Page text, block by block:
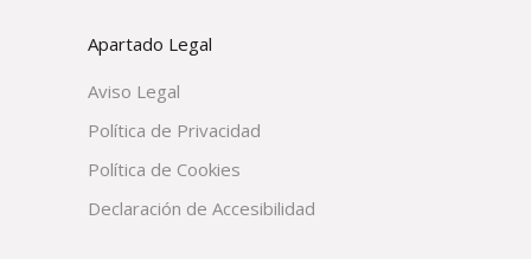
Apartado Legal
Aviso Legal
Política de Privacidad
Política de Cookies
Declaración de Accesibilidad